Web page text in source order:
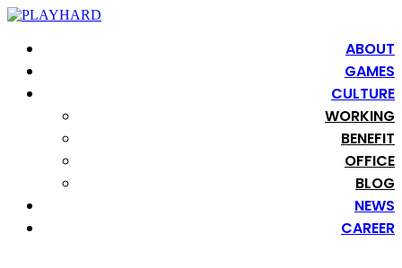
ABOUT
GAMES
CULTURE
WORKING
BENEFIT
OFFICE
BLOG
NEWS
CAREER